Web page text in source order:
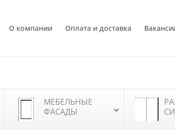
О компании Оплата и доставка
МЕБЕЛЬНЫЕ
ФАСАДЫ